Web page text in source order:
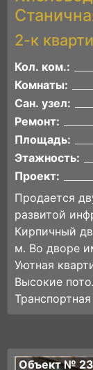
2-к
Кол. ком.:
Комнаты:
Сан. узел:
Ремонт:
Площадь:
Этажность:
Проект:
Продается
развитой
Кирпичный
м. Во дворе
Уютная
Высокие
Объект №